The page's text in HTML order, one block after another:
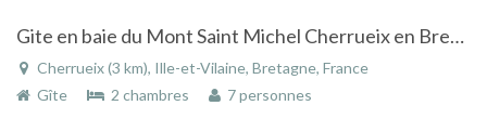
Gite en baie du Mont Saint Michel Cherrueix en Bretagne
Cherrueix (3 km), Ille-et-Vilaine, Bretagne, France
Gîte
2 chambres 7 personnes